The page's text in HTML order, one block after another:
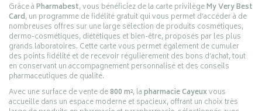
Grâce àPharmabest, vous bénéficiez de la carte privilègeMy Very Best
Card, un programme de fidélité gratuit qui vous permet d’accéder à de
nombreuses offres sur une large sélection de produits cosmétiques,
dermo-cosmétiques, diététiques et bien-être, proposés par les plus
grands laboratoires. Cette carte vous permet également de cumuler
des points fidélité et de recevoir régulièrement des bons d’achat, tout
en conservant un accompagnement personnalisé et des conseils
pharmaceutiques de qualité.
Avec une surface de vente de800 m², lapharmacie Cayeuxvous
accueille dans un espace moderne et spacieux, offrant un choix très